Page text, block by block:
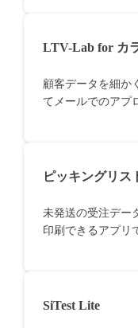
LTV-Lab for カ
顧客データを細か
てメールでのアプ
ピッキングリス
未発送の受注デー
印刷できるアプリ
SiTest Lite